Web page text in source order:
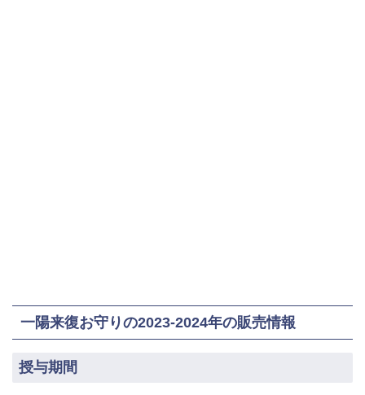
一陽来復お守りの2023-2024年の販売情報
授与期間